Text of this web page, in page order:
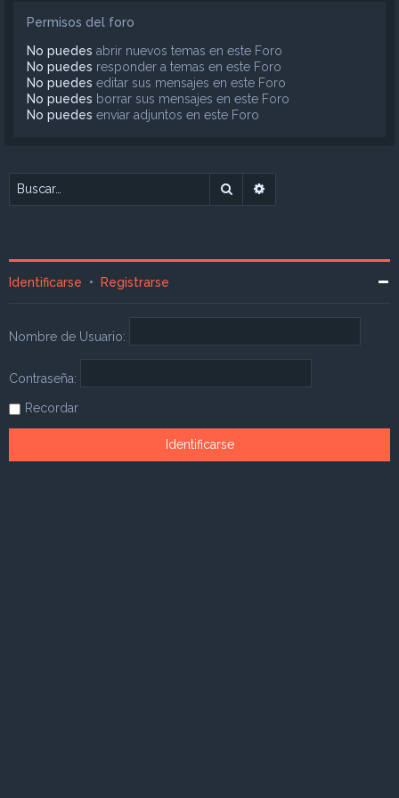
Permisos del foro
No puedes abrir nuevos temas en este Foro
No puedes responder a temas en este Foro
No puedes editar sus mensajes en este Foro
No puedes borrar sus mensajes en este Foro
No puedes enviar adjuntos en este Foro
Buscar
Identificarse • Registrarse
Nombre de Usuario:
Contraseña:
Recordar